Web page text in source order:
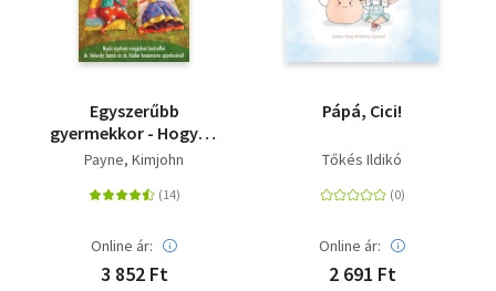
Egyszerűbb
gyermekkor - Hogyan
neveljünk
boldogabb,
gyerekeket?
Payne, Kimjohn
Online ár:
3 852 Ft
Pápá, Cici!
Tőkés Ildikó
Online ár:
2 691 Ft